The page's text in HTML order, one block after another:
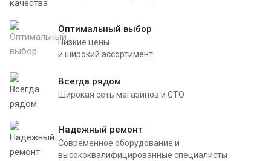
Оптимальный выбор
Низкие цены
и широкий ассортимент
Всегда рядом
Широкая сеть магазинов и СТО
Надежный ремонт
Современное оборудование и
высококвалифицированные специалисты